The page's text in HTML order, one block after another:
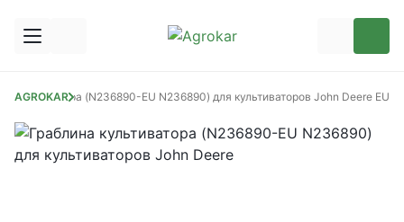
AGROKAR
культиватора (N236890-EU N236890) для культиваторов John Deere EU